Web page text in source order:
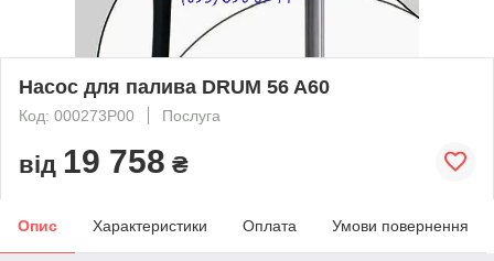
Насос для палива DRUM 56 A60
Код: 000273P00 Послуга
від 19 758 ₴
Опис Характеристики Оплата Умови повернення